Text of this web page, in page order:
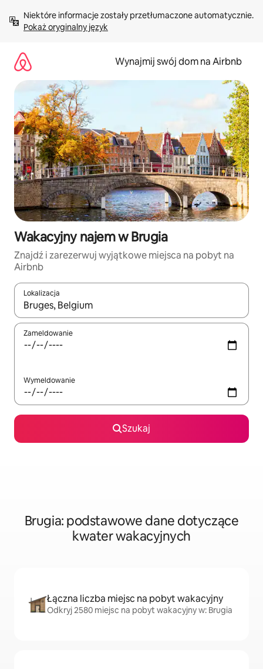
treści Pokaż oryginalny język
Wynajmij swój dom na Airbnb
Wakacyjny najem w Brugia
Znajdź i zarezerwuj wyjątkowe miejsca na pobyt na
Airbnb
Lokalizacja
Gdy wyniki będą dostępne, możesz poruszać się po nich za
Zameldowanie
Wymeldowanie
Szukaj
Brugia: podstawowe dane dotyczące
kwater wakacyjnych
Łączna liczba miejsc na pobyt wakacyjny
Odkryj 2580 miejsc na pobyt wakacyjny w: Brugia